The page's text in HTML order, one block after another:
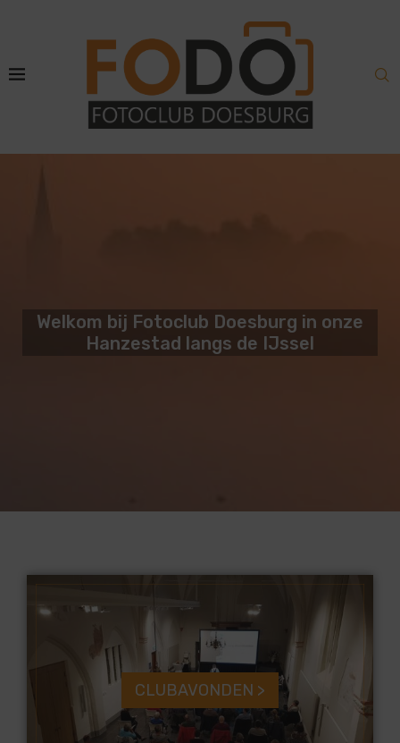
Welkom bij Fotoclub Doesburg in onze
Hanzestad langs de IJssel
CLUBAVONDEN >